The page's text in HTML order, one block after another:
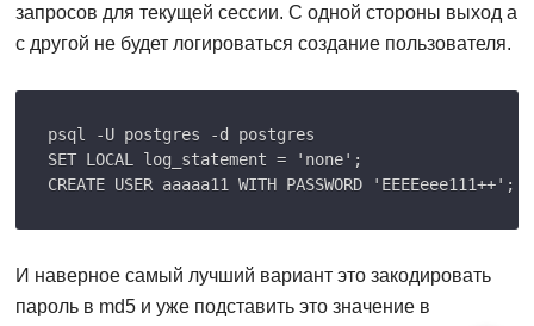
запросов для текущей сессии. С одной стороны выход а
с другой не будет логироваться создание пользователя.
psql -U postgres -d postgres
SET LOCAL log_statement = 'none';
И наверное самый лучший вариант это закодировать
пароль в md5 и уже подставить это значение в